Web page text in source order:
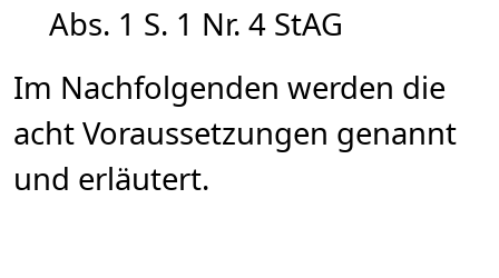
Abs. 1 S. 1 Nr. 4 StAG
Im Nachfolgenden werden die
acht Voraussetzungen genannt
und erläutert.